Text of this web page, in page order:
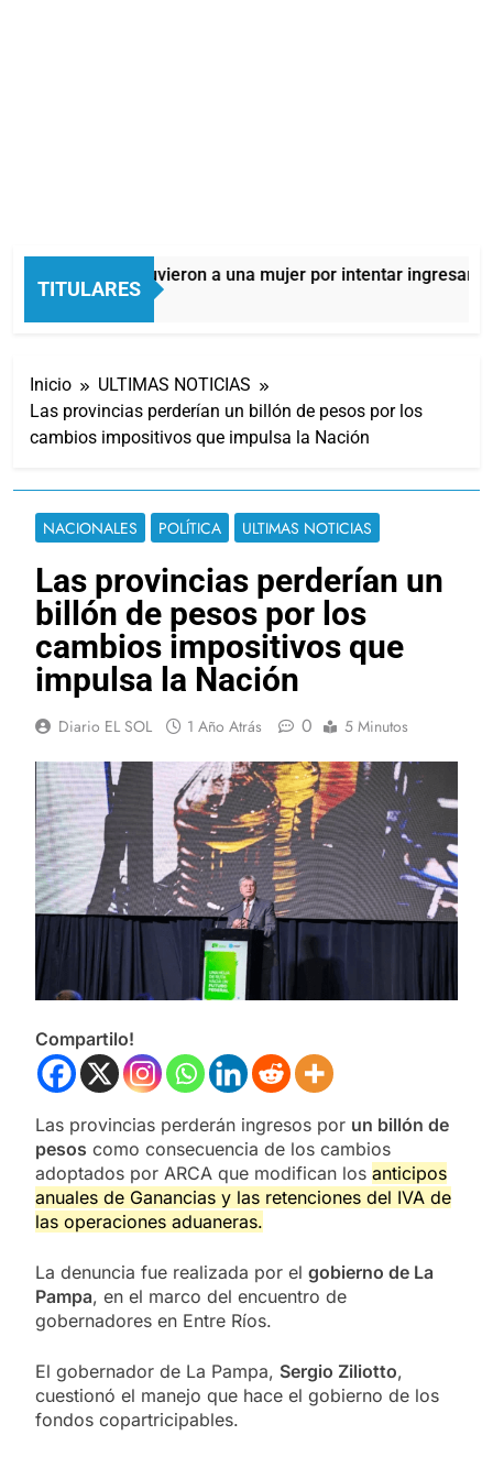
TITULARES
Quilmes: detuvieron a una mujer por intentar ingresar
7 Horas Atrás
Inicio
ULTIMAS NOTICIAS
Las provincias perderían un billón de pesos por los
cambios impositivos que impulsa la Nación
NACIONALES POLÍTICA ULTIMAS NOTICIAS
Las provincias perderían un
billón de pesos por los
cambios impositivos que
impulsa la Nación
Diario EL SOL 1 Año Atrás 0 5 Minutos
Compartilo!
Las provincias perderán ingresos por un billón de
pesos como consecuencia de los cambios
adoptados por ARCA que modifican los anticipos
anuales de Ganancias y las retenciones del IVA de
las operaciones aduaneras.
La denuncia fue realizada por el gobierno de La
Pampa, en el marco del encuentro de
gobernadores en Entre Ríos.
El gobernador de La Pampa, Sergio Ziliotto,
cuestionó el manejo que hace el gobierno de los
fondos copartricipables.